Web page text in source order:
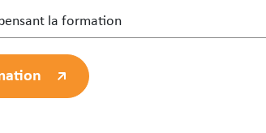
la formation